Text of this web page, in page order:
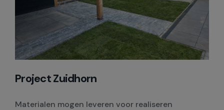
Project Zuidhorn
Materialen mogen leveren voor realiseren